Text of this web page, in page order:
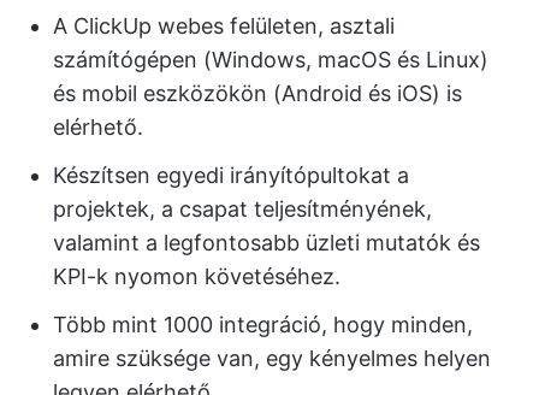
A ClickUp webes felületen, asztali
számítógépen (Windows, macOS és Linux)
és mobil eszközökön (Android és iOS) is
elérhető.
Készítsen egyedi irányítópultokat a
projektek, a csapat teljesítményének,
valamint a legfontosabb üzleti mutatók és
KPI-k nyomon követéséhez.
Több mint 1000 integráció, hogy minden,
amire szüksége van, egy kényelmes helyen